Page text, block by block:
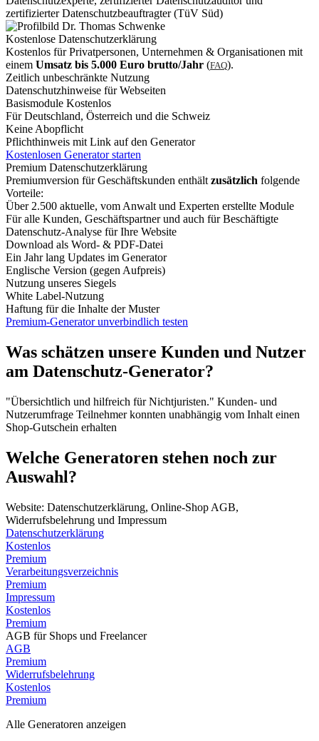
zertifizierter Datenschutzbeauftragter (TüV Süd)
Kostenlose Datenschutzerklärung
Kostenlos für Privatpersonen, Unternehmen & Organisationen mit
einem Umsatz bis 5.000 Euro brutto/Jahr (FAQ).
Zeitlich unbeschränkte Nutzung
Datenschutzhinweise für Webseiten
Basismodule Kostenlos
Für Deutschland, Österreich und die Schweiz
Keine Abopflicht
Pflichthinweis mit Link auf den Generator
Kostenlosen Generator starten
Premium Datenschutzerklärung
Premiumversion für Geschäftskunden enthält zusätzlich folgende
Vorteile:
Über 2.500 aktuelle, vom Anwalt und Experten erstellte Module
Für alle Kunden, Geschäftspartner und auch für Beschäftigte
Datenschutz-Analyse für Ihre Website
Download als Word- & PDF-Datei
Ein Jahr lang Updates im Generator
Englische Version (gegen Aufpreis)
Nutzung unseres Siegels
White Label-Nutzung
Haftung für die Inhalte der Muster
Premium-Generator unverbindlich testen
Was schätzen unsere Kunden und Nutzer
am Datenschutz-Generator?
"Übersichtlich und hilfreich für Nichtjuristen." Kunden- und
Nutzerumfrage Teilnehmer konnten unabhängig vom Inhalt einen
Shop-Gutschein erhalten
Welche Generatoren stehen noch zur
Auswahl?
Website: Datenschutzerklärung, Online-Shop AGB,
Widerrufsbelehrung und Impressum
Datenschutzerklärung
Kostenlos
Premium
Verarbeitungsverzeichnis
Premium
Impressum
Kostenlos
Premium
AGB für Shops und Freelancer
AGB
Premium
Widerrufsbelehrung
Kostenlos
Premium
Alle Generatoren anzeigen